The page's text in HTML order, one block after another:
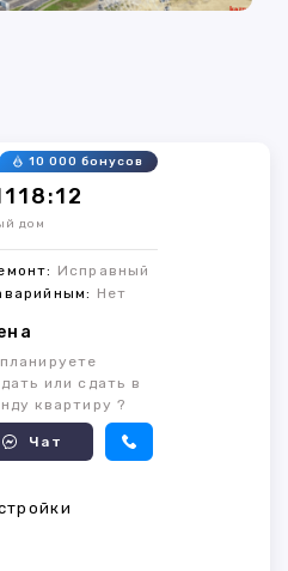
10 000 бонусов
дом
Исправный
Нет
или сдать в
квартиру ?
Чат